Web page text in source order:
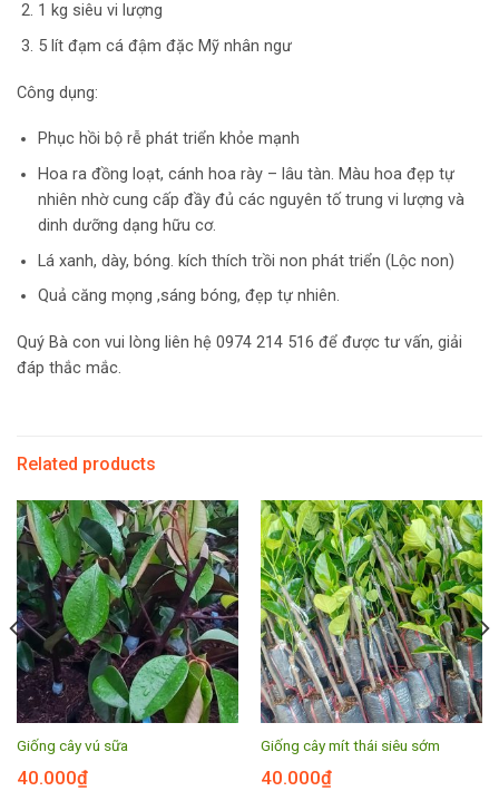
1 kg siêu vi lượng
5 lít đạm cá đậm đặc Mỹ nhân ngư
Công dụng:
Phục hồi bộ rễ phát triển khỏe mạnh
Hoa ra đồng loạt, cánh hoa rày – lâu tàn. Màu hoa đẹp tự
nhiên nhờ cung cấp đầy đủ các nguyên tố trung vi lượng và
dinh dưỡng dạng hữu cơ.
Lá xanh, dày, bóng. kích thích trồi non phát triển (Lộc non)
Quả căng mọng ,sáng bóng, đẹp tự nhiên.
Quý Bà con vui lòng liên hệ 0974 214 516 để được tư vấn, giải
đáp thắc mắc.
Related products
Giống cây vú sữa
40.000₫
Giống cây mít thái siêu sớm
40.000₫